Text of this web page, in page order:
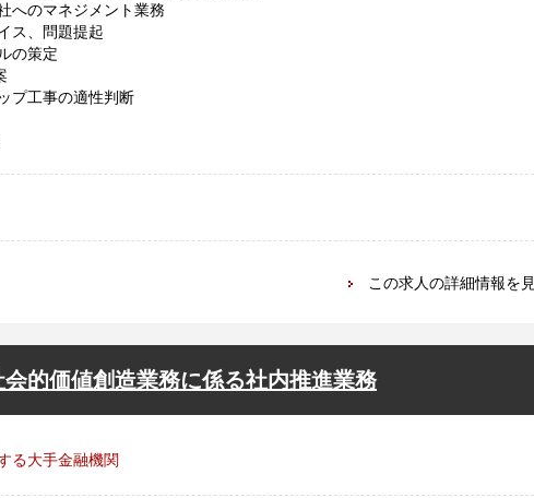
へのマネジメント業務
ス、問題提起
の策定
プ工事の適性判断
この求人の詳細情報を
会的価値創造業務に係る社内推進業務
る大手金融機関